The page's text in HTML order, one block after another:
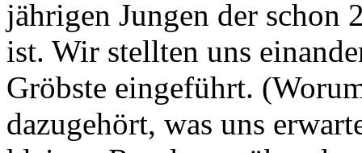
jährigen Jungen der
ist. Wir stellten uns
Gröbste eingeführt.
dazugehört, was uns